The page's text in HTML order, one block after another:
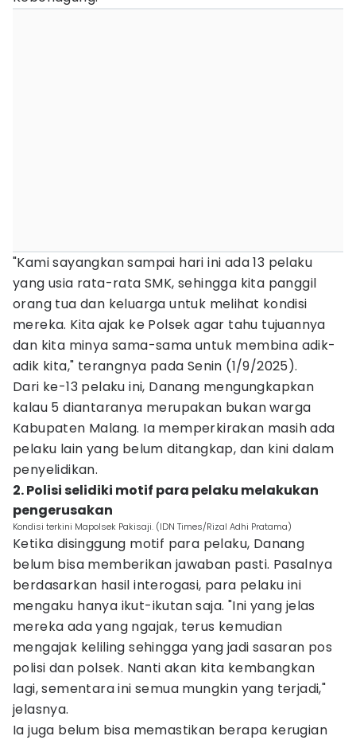
"Kami sayangkan sampai hari ini ada 13 pelaku
yang usia rata-rata SMK, sehingga kita panggil
orang tua dan keluarga untuk melihat kondisi
mereka. Kita ajak ke Polsek agar tahu tujuannya
dan kita minya sama-sama untuk membina adik-
adik kita," terangnya pada Senin (1/9/2025).
Dari ke-13 pelaku ini, Danang mengungkapkan
kalau 5 diantaranya merupakan bukan warga
Kabupaten Malang. Ia memperkirakan masih ada
pelaku lain yang belum ditangkap, dan kini dalam
penyelidikan.
2. Polisi selidiki motif para pelaku melakukan
pengerusakan
Kondisi terkini Mapolsek Pakisaji. (IDN Times/Rizal Adhi Pratama)
Ketika disinggung motif para pelaku, Danang
belum bisa memberikan jawaban pasti. Pasalnya
berdasarkan hasil interogasi, para pelaku ini
mengaku hanya ikut-ikutan saja. "Ini yang jelas
mereka ada yang ngajak, terus kemudian
mengajak keliling sehingga yang jadi sasaran pos
polisi dan polsek. Nanti akan kita kembangkan
lagi, sementara ini semua mungkin yang terjadi,"
jelasnya.
Ia juga belum bisa memastikan berapa kerugian